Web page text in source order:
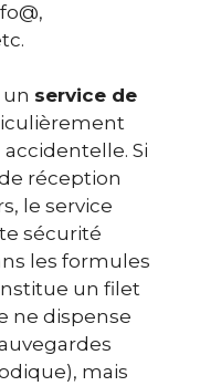
service de
Si
réception
le service
sécurité
les formules
un filet
ne dispense
mais